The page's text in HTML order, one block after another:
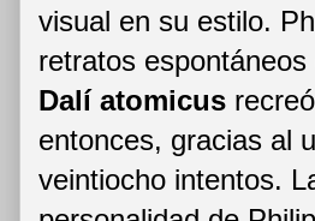
visual en su estilo.
retratos
Dalí atomicus
entonces, gracias al
veintiocho intentos.